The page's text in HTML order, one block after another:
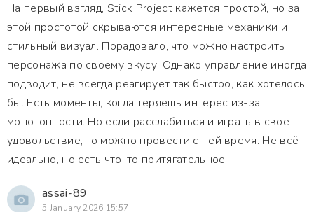
На первый взгляд, Stick Project кажется простой, но за
этой простотой скрываются интересные механики и
стильный визуал. Порадовало, что можно настроить
персонажа по своему вкусу. Однако управление иногда
подводит, не всегда реагирует так быстро, как хотелось
бы. Есть моменты, когда теряешь интерес из-за
монотонности. Но если расслабиться и играть в своё
удовольствие, то можно провести с ней время. Не всё
идеально, но есть что-то притягательное.
assai-89
5 January 2026 15:57